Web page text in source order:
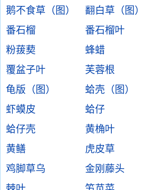
鹅不食草（图）
翻白草（图）
番石榴
番石榴叶
粉菝葜
蜂蜡
覆盆子叶
芙蓉根
龟版（图）
蛤壳（图）
虾蟆皮
蛤仔
蛤仔壳
黄桷叶
黄鳝
虎皮草
鸡脚草乌
金刚藤头